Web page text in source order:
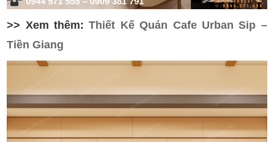
>> Xem thêm:Thiết Kế Quán Cafe Urban Sip –
Tiền Giang